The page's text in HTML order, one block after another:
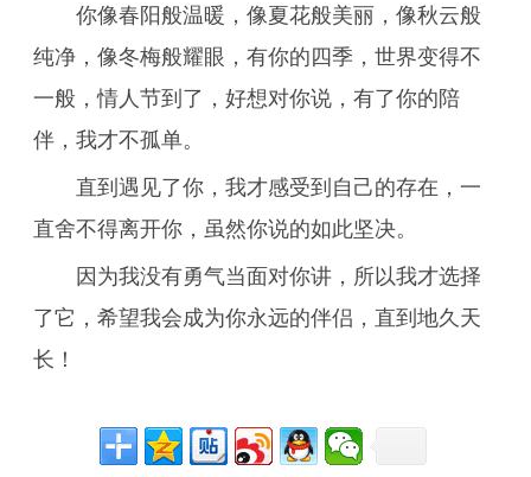
你像春阳般温暖，像夏花般美丽，像秋云般
纯净，像冬梅般耀眼，有你的四季，世界变得不
一般，情人节到了，好想对你说，有了你的陪
伴，我才不孤单。
直到遇见了你，我才感受到自己的存在，一
直舍不得离开你，虽然你说的如此坚决。
因为我没有勇气当面对你讲，所以我才选择
了它，希望我会成为你永远的伴侣，直到地久天
长！